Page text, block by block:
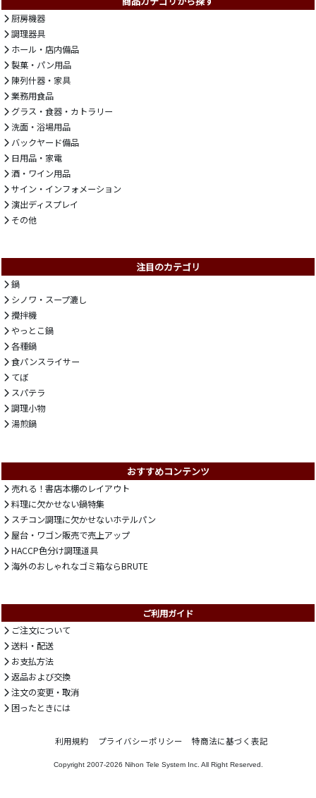
厨房機器
調理器具
ホール・店内備品
製菓・パン用品
陳列什器・家具
業務用食品
グラス・食器・カトラリー
洗面・浴場用品
バックヤード備品
日用品・家電
酒・ワイン用品
サイン・インフォメーション
演出ディスプレイ
その他
注目のカテゴリ
鍋
シノワ・スープ漉し
攪拌機
やっとこ鍋
各種鍋
食パンスライサー
てぼ
スパテラ
調理小物
湯煎鍋
おすすめコンテンツ
売れる！書店本棚のレイアウト
料理に欠かせない鍋特集
スチコン調理に欠かせないホテルパン
屋台・ワゴン販売で売上アップ
HACCP色分け調理道具
海外のおしゃれなゴミ箱ならBRUTE
ご利用ガイド
ご注文について
送料・配送
お支払方法
返品および交換
注文の変更・取消
困ったときには
利用規約 プライバシーポリシー 特商法に基づく表記
Copyright 2007-2026 Nihon Tele System Inc. All Right Reserved.